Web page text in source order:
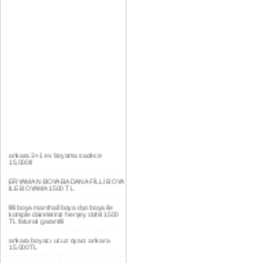
ERYAMAN BOYA BADANA FİLLİ BOYA
İLE BOYAMA 1500 TL
filli boya marshall boya dyo boya ile
komple daireleriniz herşey dahil 1500
ankara boyacı ucuz oyacı ankara
15.000TL
YAŞAMKENT DAİRE BOYAMA 1000TL
EV,İŞYERİ BOYA BADANA USTASI